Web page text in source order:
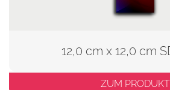
12,0 cm x 12,0 cm
ZUM PRODUKT